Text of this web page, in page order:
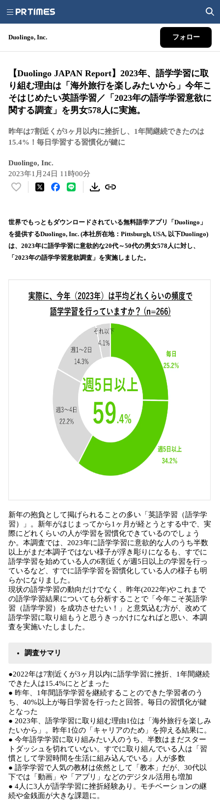
Duolingo, Inc. フォロー
【Duolingo JAPAN Report】2023年、語学学習に取
り組む理由は「海外旅行を楽しみたいから」今年こ
そはじめたい英語学習／「2023年の語学学習意欲に
関する調査」を男女578人に実施。
昨年は7割近くが3ヶ月以内に挫折し、1年間継続できたのは
15.4%！毎日学習する習慣化が鍵に
Duolingo, Inc.
2023年1月24日 11時00分
い
！
数
を
読
世界でもっともダウンロードされている無料語学アプリ「Duolingo」
を提供するDuolingo, Inc. (本社所在地：Pittsburgh, USA, 以下Duolingo)
は、2023年に語学学習に意欲的な20代～50代の男女578人に対し、
「2023年の語学学習意欲調査」を実施しました。
新年の抱負として掲げられることの多い「英語学習（語学学
習）」。新年がはじまってから1ヶ月が経とうとする中で、実
際にどれくらいの人が学習を習慣化できているのでしょう
か。本調査では、2023年に語学学習に意欲的な人のうち半数
以上がまだ本調子ではない様子が浮き彫りになるも、すでに
語学学習を始めている人の6割近くが週5日以上の学習を行っ
ているなど、すでに語学学習を習慣化している人の様子も明
らかになりました。
現状の語学学習の動向だけでなく、昨年(2022年)やこれまで
の語学学習結果についても分析することで「今年こそ英語学
習（語学学習）を成功させたい！」と意気込む方が、改めて
語学学習に取り組もうと思うきっかけになればと思い、本調
査を実施いたしました。
調査サマリ
●2022年は7割近くが3ヶ月以内に語学学習に挫折、1年間継続
できた人は15.4%にとどまった
● 昨年、1年間語学学習を継続することのできた学習者のう
ち、40%以上が毎日学習を行ったと回答。毎日の習慣化が鍵
となった
● 2023年、語学学習に取り組む理由1位は「海外旅行を楽しみ
たいから」。昨年1位の「キャリアのため」を抑える結果に。
● 今年語学学習に取り組みたい人のうち、半数はまだスター
トダッシュを切れていない。すでに取り組んでいる人は「習
慣として学習時間を生活に組み込んでいる」人が多数
● 語学学習で人気の教材は依然として「教本」だが、30代以
下では「動画」や「アプリ」などのデジタル活用も増加
● 4人に3人が語学学習に挫折経験あり。モチベーションの継
続や金銭面が大きな課題に。